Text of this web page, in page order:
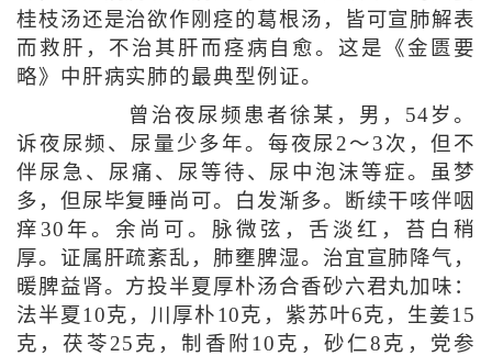
桂枝汤还是治欲作刚痉的葛根汤，皆可宣肺解表
而救肝，不治其肝而痉病自愈。这是《金匮要
略》中肝病实肺的最典型例证。
曾治夜尿频患者徐某，男，54岁。
诉夜尿频、尿量少多年。每夜尿2～3次，但不
伴尿急、尿痛、尿等待、尿中泡沫等症。虽梦
多，但尿毕复睡尚可。白发渐多。断续干咳伴咽
痒30年。余尚可。脉微弦，舌淡红，苔白稍
厚。证属肝疏紊乱，肺壅脾湿。治宜宣肺降气，
暖脾益肾。方投半夏厚朴汤合香砂六君丸加味：
法半夏10克，川厚朴10克，紫苏叶6克，生姜15
克，茯苓25克，制香附10克，砂仁8克，党参